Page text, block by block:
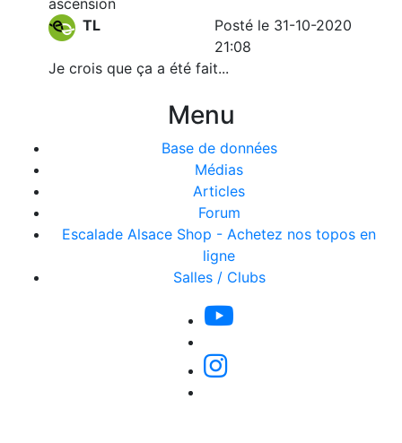
ascension
TL
Posté le 31-10-2020
21:08
Je crois que ça a été fait...
Menu
Base de données
Médias
Articles
Forum
Escalade Alsace Shop - Achetez nos topos en
ligne
Salles / Clubs